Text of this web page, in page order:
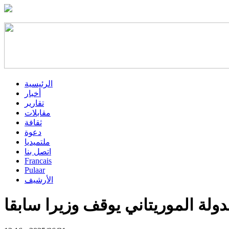
الرئيسية
أخبار
تقارير
مقابلات
ثقافة
دعوة
ملتميديا
اتصل بنا
Francais
Pulaar
الأرشيف
الموريتاني يوقف وزيرا سابقا